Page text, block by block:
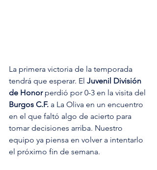
La primera victoria de la temporada
tendrá que esperar. El Juvenil División
de Honor perdió por 0-3 en la visita del
Burgos C.F. a La Oliva en un encuentro
en el que faltó algo de acierto para
tomar decisiones arriba. Nuestro
equipo ya piensa en volver a intentarlo
el próximo fin de semana.